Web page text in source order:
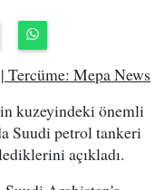
Tercüme: Mepa News
kuzeyindeki önemli
Suudi petrol tankeri
açıkladı.